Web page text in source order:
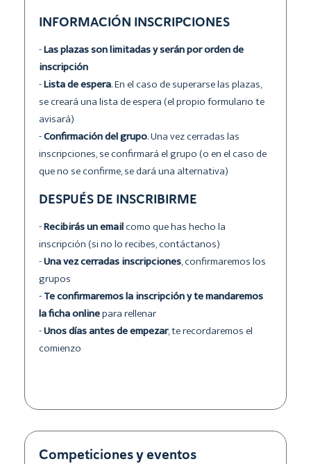
INFORMACIÓN INSCRIPCIONES
-Las plazas son limitadas y serán por orden de
inscripción
-Lista de espera. En el caso de superarse las plazas,
se creará una lista de espera (el propio formulario te
avisará)
-Confirmación del grupo. Una vez cerradas las
inscripciones, se confirmará el grupo (o en el caso de
que no se confirme, se dará una alternativa)
DESPUÉS DE INSCRIBIRME
-Recibirás un emailcomo que has hecho la
inscripción (si no lo recibes, contáctanos)
-Una vez cerradas inscripciones, confirmaremos los
grupos
-Te confirmaremos la inscripción y te mandaremos
la ficha onlinepara rellenar
-Unos días antes de empezar, te recordaremos el
comienzo
Competiciones y eventos